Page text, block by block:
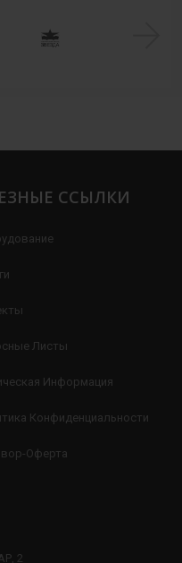
ССЫЛКИ
Листы
Информация
Конфиденциальности
Оферта
2